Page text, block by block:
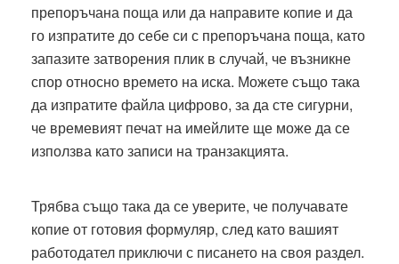
препоръчана поща или да направите копие и да
го изпратите до себе си с препоръчана поща, като
запазите затворения плик в случай, че възникне
спор относно времето на иска. Можете също така
да изпратите файла цифрово, за да сте сигурни,
че времевият печат на имейлите ще може да се
използва като записи на транзакцията.
Трябва също така да се уверите, че получавате
копие от готовия формуляр, след като вашият
работодател приключи с писането на своя раздел.